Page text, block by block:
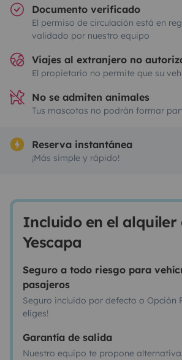
Documento verificado
El permiso de circulación está en
validado por nuestro equipo
Viajes al extranjero no
El propietario no permite que su
No se admiten animales
Tus mascotas no podrán formar
Reserva instantánea
¡Más simple y rápido!
Incluido en el alquiler
Yescapa
Seguro a todo riesgo para
pasajeros
Seguro incluido por defecto o Opción
eliges!
Garantía de salida
Nuestro equipo te propone